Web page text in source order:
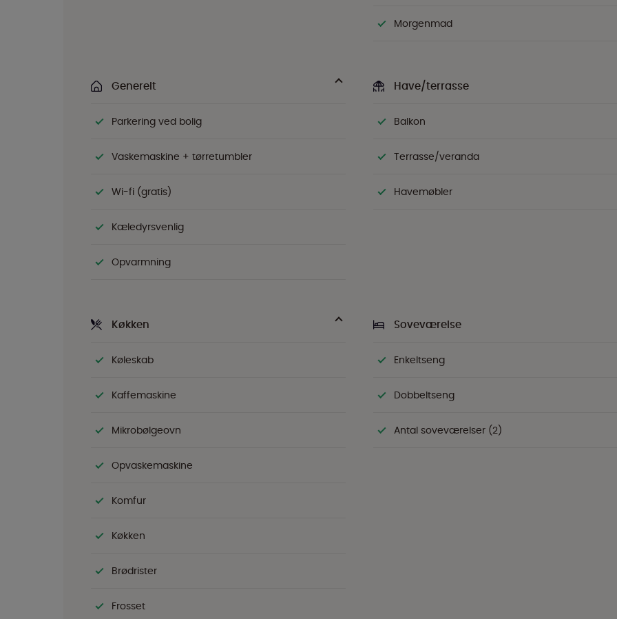
Morgenmad
Generelt
Parkering ved bolig
Vaskemaskine + tørretumbler
Wi-fi (gratis)
Kæledyrsvenlig
Opvarmning
Have/terrasse
Balkon
Terrasse/veranda
Havemøbler
Køkken
Køleskab
Kaffemaskine
Mikrobølgeovn
Opvaskemaskine
Komfur
Køkken
Brødrister
Frosset
Soveværelse
Enkeltseng
Dobbeltseng
Antal soveværelser (2)